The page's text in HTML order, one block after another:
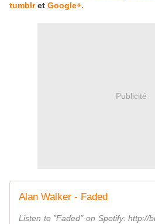
tumblret Google+.
Publicité
Alan Walker - Faded
Listen to "Faded" on Spotify: http://